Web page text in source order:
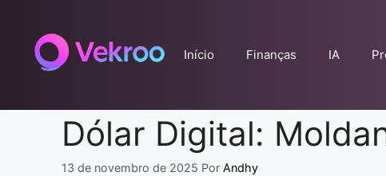
conteúdo
Início Finanças IA
Dólar Digital:
13 de novembro de 2025 Por Andhy